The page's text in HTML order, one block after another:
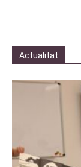
Actualitat